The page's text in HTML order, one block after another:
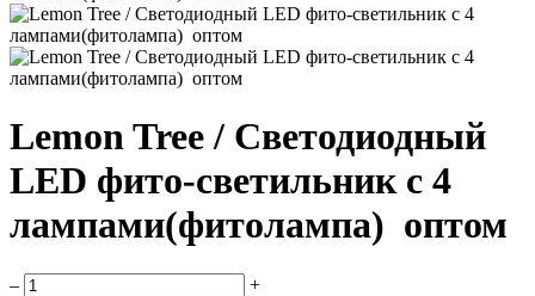
Lemon Tree / Светодиодный
LED фито-светильник c 4
лампами(фитолампа) оптом
–
+